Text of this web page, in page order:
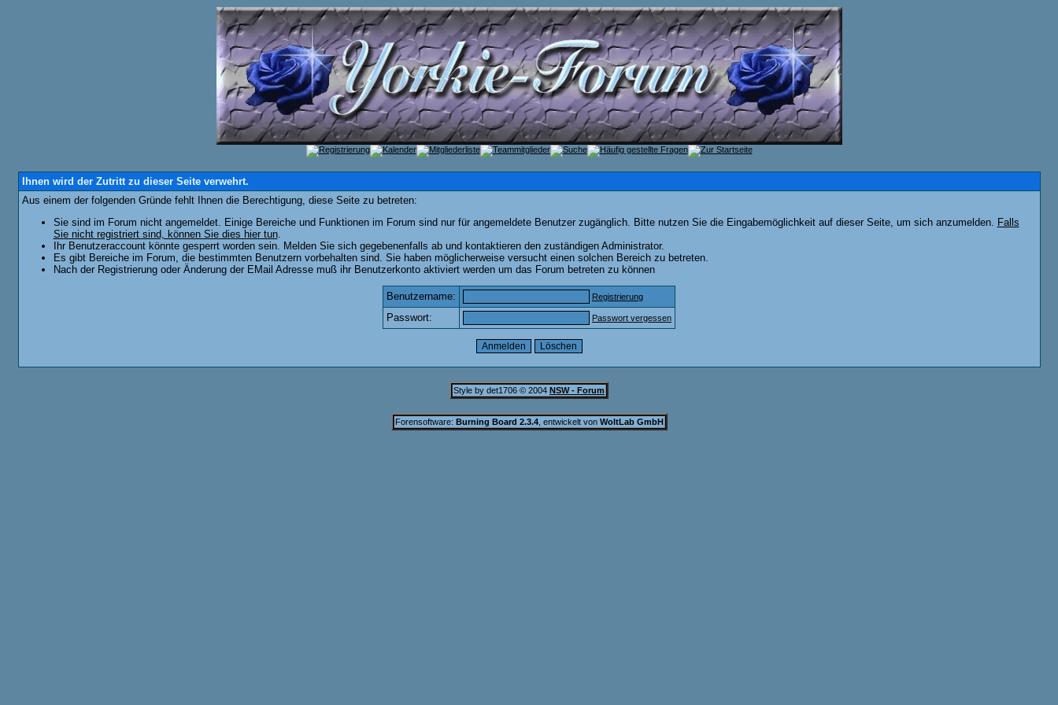
Ihnen wird der Zutritt zu dieser Seite verwehrt.
Aus einem der folgenden Gründe fehlt Ihnen die Berechtigung, diese Seite zu betreten:
Sie sind im Forum nicht angemeldet. Einige Bereiche und Funktionen im Forum sind nur für angemeldete Benutzer zugänglich. Bitte nutzen Sie die Eingabemöglichkeit auf dieser Seite, um sich anzumelden. Falls
Sie nicht registriert sind, können Sie dies hier tun.
Ihr Benutzeraccount könnte gesperrt worden sein. Melden Sie sich gegebenenfalls ab und kontaktieren den zuständigen Administrator.
Es gibt Bereiche im Forum, die bestimmten Benutzern vorbehalten sind. Sie haben möglicherweise versucht einen solchen Bereich zu betreten.
Nach der Registrierung oder Änderung der EMail Adresse muß ihr Benutzerkonto aktiviert werden um das Forum betreten zu können
Benutzername: Registrierung
Passwort: Passwort vergessen
Style by det1706 © 2004 NSW - Forum
Forensoftware: Burning Board 2.3.4, entwickelt von WoltLab GmbH